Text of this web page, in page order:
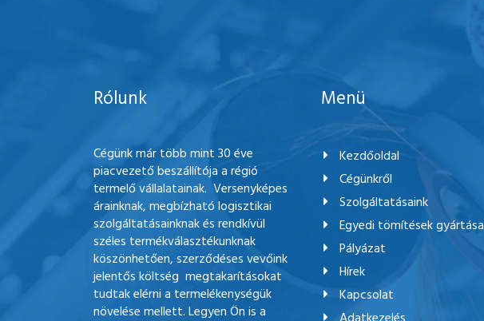
Rólunk
Cégünk már több mint 30 éve
piacvezető beszállítója a régió
termelő vállalatainak. Versenyképes
árainknak, megbízható logisztikai
szolgáltatásainknak és rendkívül
széles termékválasztékunknak
köszönhetően, szerződéses vevőink
jelentős költség megtakarításokat
tudtak elérni a termelékenységük
növelése mellett. Legyen Ön is a
Menü
Kezdőoldal
Cégünkről
Szolgáltatásaink
Egyedi tömítések gyártása
Pályázat
Hírek
Kapcsolat